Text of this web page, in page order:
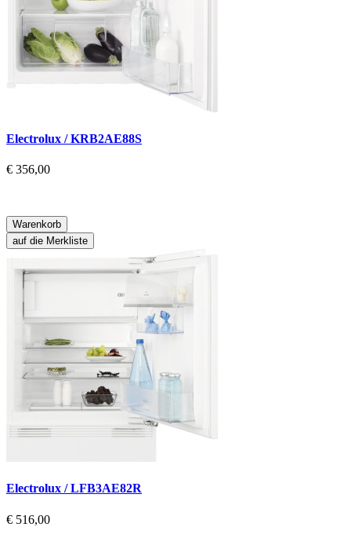
Electrolux / KRB2AE88S
€ 356,00
Warenkorb
auf die Merkliste
Electrolux / LFB3AE82R
€ 516,00